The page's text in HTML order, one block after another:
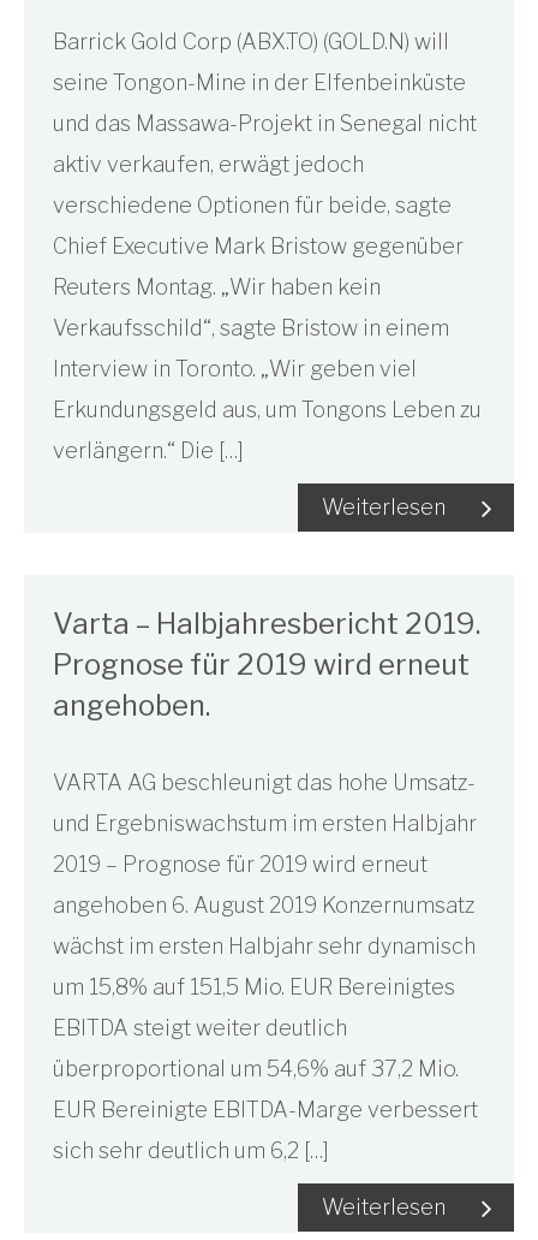
Barrick Gold Corp (ABX.TO) (GOLD.N) will
seine Tongon-Mine in der Elfenbeinküste
und das Massawa-Projekt in Senegal nicht
aktiv verkaufen, erwägt jedoch
verschiedene Optionen für beide, sagte
Chief Executive Mark Bristow gegenüber
Reuters Montag. „Wir haben kein
Verkaufsschild“, sagte Bristow in einem
Interview in Toronto. „Wir geben viel
Erkundungsgeld aus, um Tongons Leben zu
verlängern.“ Die […]
Weiterlesen
Varta – Halbjahresbericht 2019.
Prognose für 2019 wird erneut
angehoben.
VARTA AG beschleunigt das hohe Umsatz-
und Ergebniswachstum im ersten Halbjahr
2019 – Prognose für 2019 wird erneut
angehoben 6. August 2019 Konzernumsatz
wächst im ersten Halbjahr sehr dynamisch
um 15,8% auf 151,5 Mio. EUR Bereinigtes
EBITDA steigt weiter deutlich
überproportional um 54,6% auf 37,2 Mio.
EUR Bereinigte EBITDA-Marge verbessert
sich sehr deutlich um 6,2 […]
Weiterlesen